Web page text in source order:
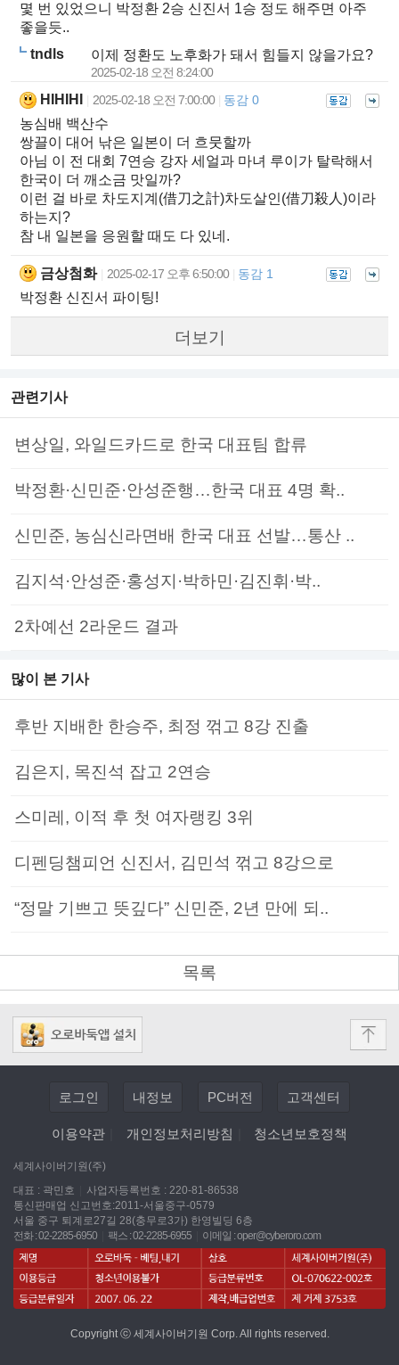
몇 번 있었으니 박정환 2승 신진서 1승 정도 해주면 아주
좋을듯..
tndls
이제 정환도 노후화가 돼서 힘들지 않을가요?
2025-02-18 오전 8:24:00
HIHIHI 2025-02-18 오전 7:00:00 동감 0
농심배 백산수
쌍끌이 대어 낚은 일본이 더 흐뭇할까
아님 이 전 대회 7연승 강자 세얼과 마녀 루이가 탈락해서
한국이 더 깨소금 맛일까?
이런 걸 바로 차도지계(借刀之計)차도살인(借刀殺人)이라
하는지?
참 내 일본을 응원할 때도 다 있네.
금상첨화 2025-02-17 오후 6:50:00 동감 1
박정환 신진서 파이팅!
더보기
관련기사
변상일, 와일드카드로 한국 대표팀 합류
박정환·신민준·안성준행…한국 대표 4명 확..
신민준, 농심신라면배 한국 대표 선발…통산 ..
김지석·안성준·홍성지·박하민·김진휘·박..
2차예선 2라운드 결과
많이 본 기사
후반 지배한 한승주, 최정 꺾고 8강 진출
김은지, 목진석 잡고 2연승
스미레, 이적 후 첫 여자랭킹 3위
디펜딩챔피언 신진서, 김민석 꺾고 8강으로
“정말 기쁘고 뜻깊다” 신민준, 2년 만에 되..
목록
로그인 내정보 PC버전 고객센터
이용약관 개인정보처리방침 청소년보호정책
세계사이버기원(주)
대표 : 곽민호
사업자등록번호 : 220-81-86538
통신판매업 신고번호:2011-서울중구-0579
서울 중구 퇴계로27길 28(충무로3가) 한영빌딩 6층
전화 : 02-2285-6950
팩스 : 02-2285-6955 이메일 :oper@cyberoro.com
Copyright ⓒ 세계사이버기원 Corp. All rights reserved.